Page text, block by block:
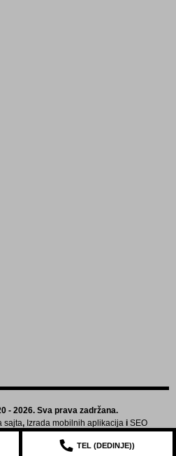
- 2026. Sva prava zadržana.
sajta, Izrada mobilnih aplikacija i SEO
TEL (DEDINJE))